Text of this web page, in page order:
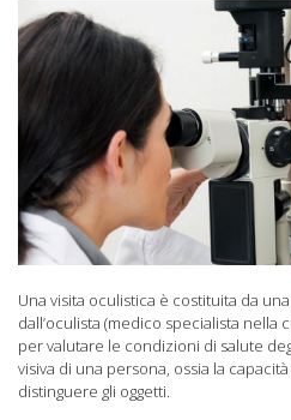
Una visita oculistica è costituita da
dall’oculista (medico specialista nella
per valutare le condizioni di salute
visiva di una persona, ossia la
distinguere gli oggetti.